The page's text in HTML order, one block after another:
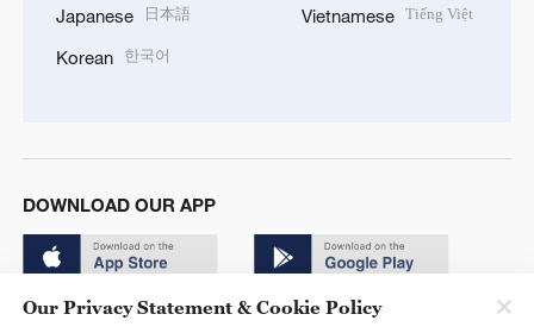
Japanese 日本語
Korean 한국어
Vietnamese Tiếng Việt
DOWNLOAD OUR APP
Our Privacy Statement & Cookie Policy